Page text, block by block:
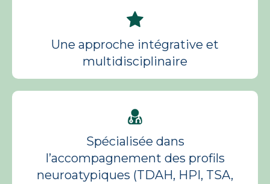
Une approche intégrative et
multidisciplinaire
Spécialisée dans
l’accompagnement des profils
neuroatypiques (TDAH, HPI, TSA,